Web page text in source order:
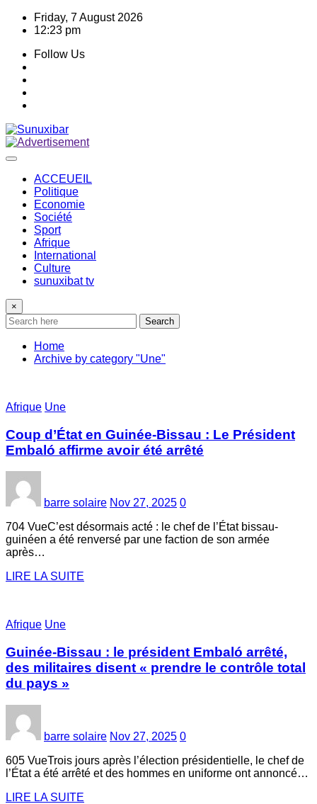
Skip
Friday, 7 August 2026
12:23 pm
Follow Us
ACCEUEIL
Politique
Economie
Société
Sport
Afrique
International
Culture
sunuxibat tv
×
Search
Home
Archive by category "Une"
Afrique Une
Coup d’État en Guinée-Bissau : Le Président
Embaló affirme avoir été arrêté
barre solaire Nov 27, 2025 0
704 VueC’est désormais acté : le chef de l’État bissau-
guinéen a été renversé par une faction de son armée
après…
LIRE LA SUITE
Afrique Une
Guinée-Bissau : le président Embaló arrêté,
des militaires disent « prendre le contrôle total
du pays »
barre solaire Nov 27, 2025 0
605 VueTrois jours après l’élection présidentielle, le chef de
l’État a été arrêté et des hommes en uniforme ont annoncé…
LIRE LA SUITE